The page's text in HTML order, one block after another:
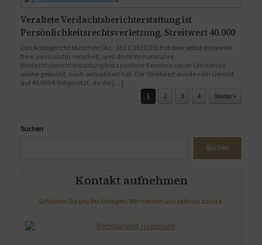
Veraltete Verdachtsberichterstattung ist
Persönlichkeitsrechtsverletzung, Streitwert 40.000
Das Amtsgericht München (Az.: 161 C 3617/20) hat eine selbst ernannte
freie Journalistin verurteilt, weil diese ihre unwahre
Verdachtsberichterstattung trotz positiver Kenntnis neuer Umstände
weder gelöscht, noch aktualisiert hat. Der Streitwert wurde vom Gericht
auf 40.000 € festgesetzt, da die […]
1 2 3 4 Weiter »
Suchen
Suchen
Kontakt aufnehmen
Schildern Sie uns Ihr Anliegen. Wir melden uns zeitnah zurück.